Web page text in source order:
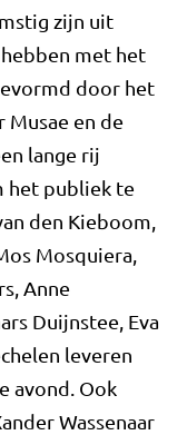
zijn uit
met het
door het
en de
lange rij
het publiek te
den Kieboom,
Mosquiera,
Anne
Duijnstee, Eva
leveren
avond. Ook
Wassenaar